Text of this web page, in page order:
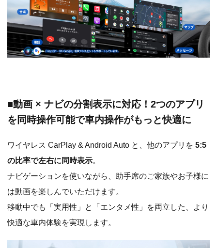
■動画 × ナビの分割表示に対応！2つのアプリ
を同時操作可能で車内操作がもっと快適に
ワイヤレス CarPlay & Android Auto と、他のアプリを 5:5
の比率で左右に同時表示
ナビゲーションを使いながら、助手席のご家族やお子様に
は動画を楽しんでいただけます。
移動中でも「実用性」と「エンタメ性」を両立した、より
快適な車内体験を実現します。